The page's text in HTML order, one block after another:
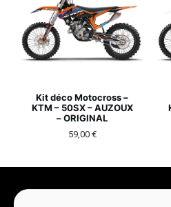
Kit déco Motocross –
KTM – 50SX – AUZOUX
– ORIGINAL
59,00 €